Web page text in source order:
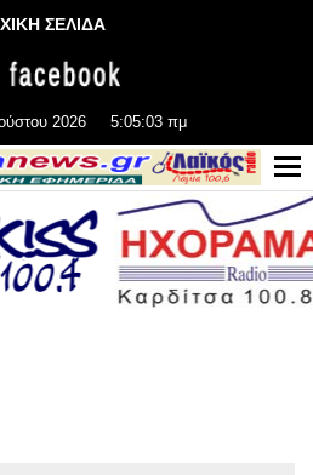
ΣΕΛΙΔΑ
2026 5:05:04 πμ